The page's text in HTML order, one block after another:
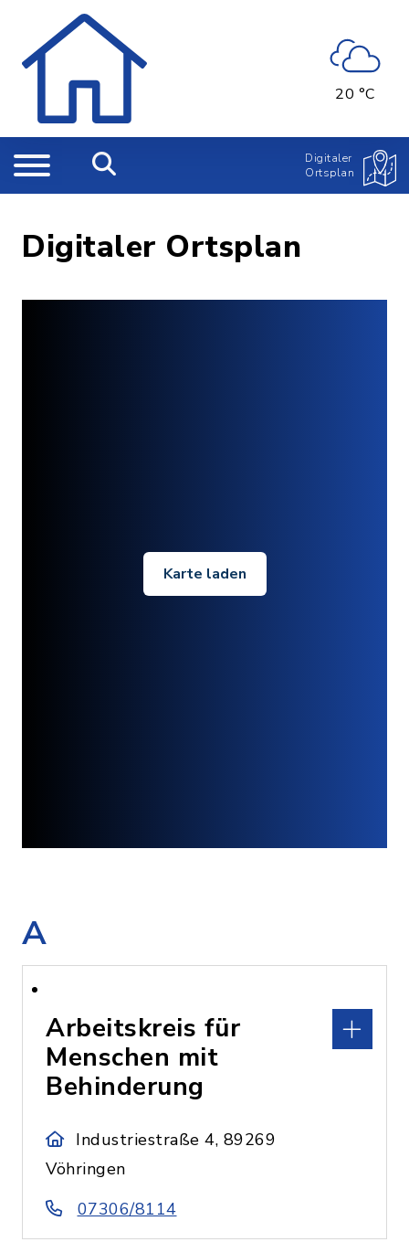
20 °C
Digitaler
Ortsplan
Digitaler Ortsplan
Karte laden
A
Arbeitskreis für
Menschen mit
Behinderung
Industriestraße 4, 89269
Vöhringen
07306/8114